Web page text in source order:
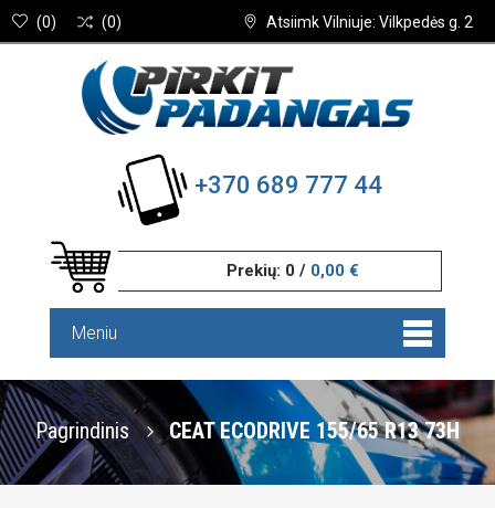
Atsiimk Vilniuje: Vilkpedės g. 2
(0) (0)
+370 689 777 44
Prekių: 0 / 0,00 €
Meniu
Pagrindinis CEAT ECODRIVE 155/65 R13 73H